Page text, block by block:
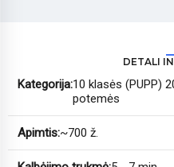
DETALI
Kategorija:10 klasės (PUPP)
potemės
Apimtis:~700 ž.